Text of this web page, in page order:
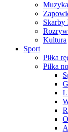
Muzyka
Skarby
Kultura
Sport
Piłka
Piłka